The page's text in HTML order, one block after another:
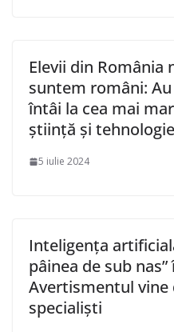
Elevii din România
suntem români:
întâi la cea mai
știință și
5 iulie 2024
Inteligența
pâinea de sub nas”
Avertismentul vine
specialiști